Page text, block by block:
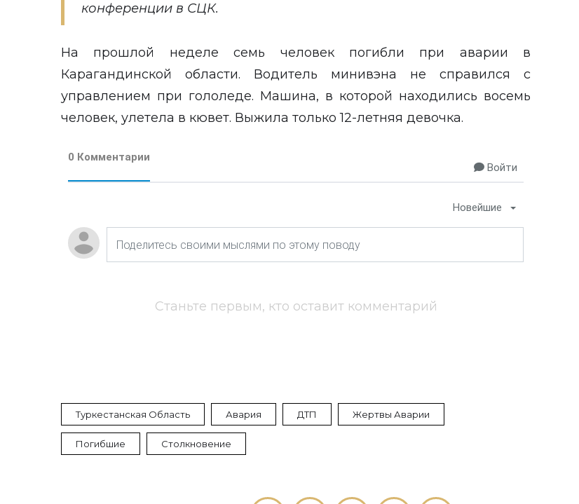
конференции в СЦК.
На прошлой неделе семь человек погибли при аварии в
Карагандинской области. Водитель минивэна не справился с
управлением при гололеде. Машина, в которой находились восемь
человек, улетела в кювет. Выжила только 12-летняя девочка.
0 Комментарии
Войти
Новейшие
Станьте первым, кто оставит комментарий
Туркестанская Область Авария ДТП Жертвы Аварии
Погибшие Столкновение